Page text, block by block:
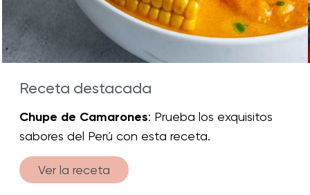
Receta destacada
Chupe de Camarones: Prueba los exquisitos
sabores del Perú con esta receta.
Ver la receta